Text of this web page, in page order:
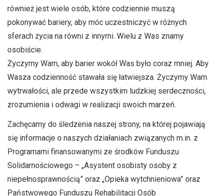
Odnośniki
format_underlined font_download
cached
Zresetuj wszystkie opcje
accessibility
Deklaracja dostępności
również jest wiele osób, które codziennie muszą
pokonywać bariery, aby móc uczestniczyć w różnych
sferach życia na równi z innymi. Wielu z Was znamy
osobiście.
Życzymy Wam, aby barier wokół Was było coraz mniej. Aby
Wasza codzienność stawała się łatwiejsza. Życzymy Wam
wytrwałości, ale przede wszystkim ludzkiej serdeczności,
zrozumienia i odwagi w realizacji swoich marzeń.
Zachęcamy do śledzenia naszej strony, na której pojawiają
się informacje o naszych działaniach związanych m.in. z
Programami finansowanymi ze środków Funduszu
Solidarnościowego – „Asystent osobisty osoby z
niepełnosprawnością” oraz „Opieka wytchnieniowa” oraz
Państwowego Funduszu Rehabilitacji Osób